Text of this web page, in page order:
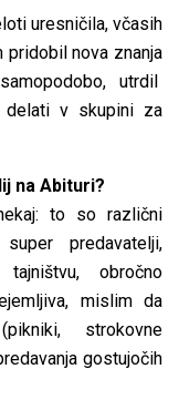
uresničila, včasih
nova znanja
utrdil
delati v skupini za
na Abituri?
to so različni
predavatelji,
obročno
mislim da
strokovne
gostujočih